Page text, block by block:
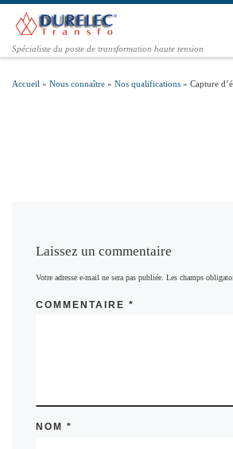
Passer au contenu
Spécialiste du poste de transformation haute tension
Accueil » Nous connaître » Nos qualifications » Capture
Laissez un commentaire
Votre adresse e-mail ne sera pas publiée. Les champs
COMMENTAIRE *
NOM *